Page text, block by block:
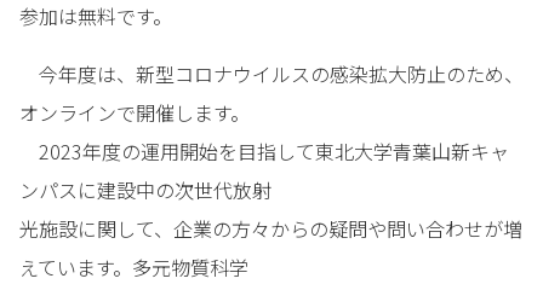
参加は無料です。
今年度は、新型コロナウイルスの感染拡大防止のため、
オンラインで開催します。
2023年度の運用開始を目指して東北大学青葉山新キャ
ンパスに建設中の次世代放射
光施設に関して、企業の方々からの疑問や問い合わせが増
えています。多元物質科学